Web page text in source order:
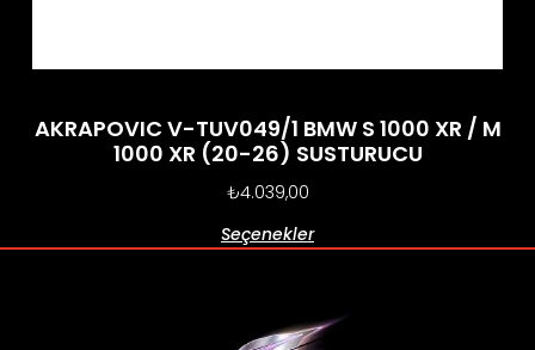
AKRAPOVIC V-TUV049/1 BMW S 1000 XR / M
1000 XR (20-26) SUSTURUCU
₺4.039,00
Seçenekler